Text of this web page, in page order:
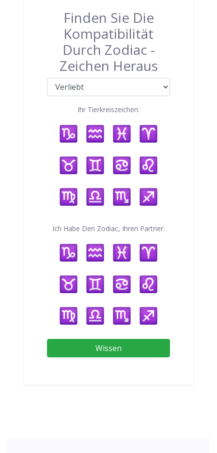
Finden Sie Die
Kompatibilität
Durch Zodiac -
Zeichen Heraus
Ihr Tierkreiszeichen:
Ich Habe Den Zodiac, Ihren Partner:
Wissen